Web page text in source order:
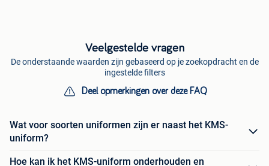
Veelgestelde vragen
De onderstaande waarden zijn gebaseerd op je zoekopdracht en de
ingestelde filters
Deel opmerkingen over deze FAQ
Wat voor soorten uniformen zijn er naast het KMS-
uniform?
Hoe kan ik het KMS-uniform onderhouden en